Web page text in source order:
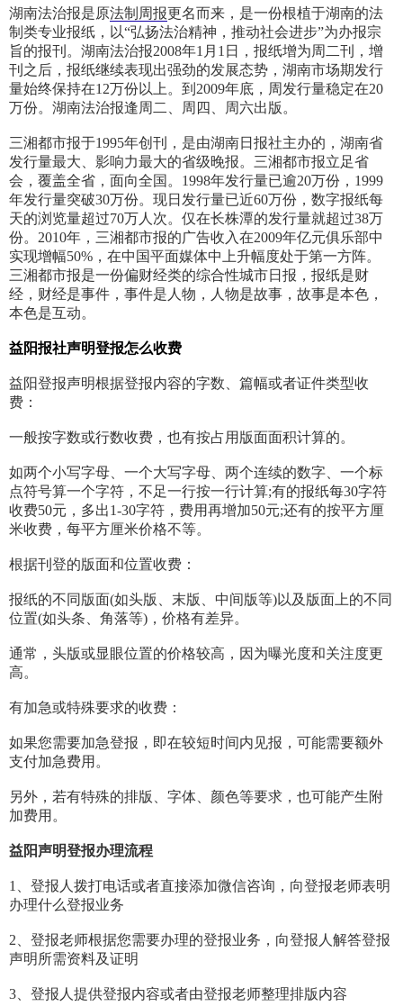
湖南法治报是原法制周报更名而来，是一份根植于湖南的法
制类专业报纸，以“弘扬法治精神，推动社会进步”为办报宗
旨的报刊。湖南法治报2008年1月1日，报纸增为周二刊，增
刊之后，报纸继续表现出强劲的发展态势，湖南市场期发行
量始终保持在12万份以上。到2009年底，周发行量稳定在20
万份。湖南法治报逢周二、周四、周六出版。
三湘都市报于1995年创刊，是由湖南日报社主办的，湖南省
发行量最大、影响力最大的省级晚报。三湘都市报立足省
会，覆盖全省，面向全国。1998年发行量已逾20万份，1999
年发行量突破30万份。现日发行量已近60万份，数字报纸每
天的浏览量超过70万人次。仅在长株潭的发行量就超过38万
份。2010年，三湘都市报的广告收入在2009年亿元俱乐部中
实现增幅50%，在中国平面媒体中上升幅度处于第一方阵。
三湘都市报是一份偏财经类的综合性城市日报，报纸是财
经，财经是事件，事件是人物，人物是故事，故事是本色，
本色是互动。
益阳报社声明登报怎么收费
益阳登报声明根据登报内容的字数、篇幅或者证件类型收
费：
一般按字数或行数收费，也有按占用版面面积计算的。
如两个小写字母、一个大写字母、两个连续的数字、一个标
点符号算一个字符，不足一行按一行计算;有的报纸每30字符
收费50元，多出1-30字符，费用再增加50元;还有的按平方厘
米收费，每平方厘米价格不等。
根据刊登的版面和位置收费：
报纸的不同版面(如头版、末版、中间版等)以及版面上的不同
位置(如头条、角落等)，价格有差异。
通常，头版或显眼位置的价格较高，因为曝光度和关注度更
高。
有加急或特殊要求的收费：
如果您需要加急登报，即在较短时间内见报，可能需要额外
支付加急费用。
另外，若有特殊的排版、字体、颜色等要求，也可能产生附
加费用。
益阳声明登报办理流程
1、登报人拨打电话或者直接添加微信咨询，向登报老师表明
办理什么登报业务
2、登报老师根据您需要办理的登报业务，向登报人解答登报
声明所需资料及证明
3、登报人提供登报内容或者由登报老师整理排版内容